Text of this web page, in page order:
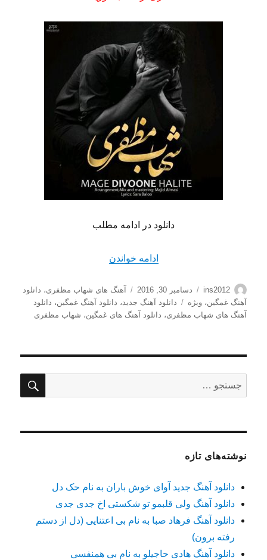
دانلود در ادامه مطلب
ادامه خواندن
نویسنده
ins2012
ارسال
شده
در
دسامبر 30, 2016 دسته‌ها
آهنگ های شهاب مظفری، دانلود
آهنگ غمگین،ویژه برچسب‌ها
دانلود آهنگ جدید، دانلود آهنگ غمگین، دانلود
آهنگ های شهاب مظفری، دانلود آهنگ های غمگین، شهاب مظفری
جستجو
برای:
نوشته‌های تازه
دانلود آهنگ جدید آوای خوش باران به نام حک دل
دانلود آهنگ ولی قلبمو تو شکستی اخ جدی جدی
دانلود آهنگ فرهاد صبا به نام بی اعتنایی (دل از دستم
رفته برون)
دانلود آهنگ هادی حاجیلو به نام بی همنفسی